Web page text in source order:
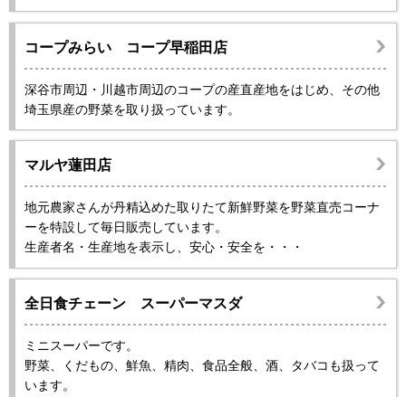
コープみらい コープ早稲田店
深谷市周辺・川越市周辺のコープの産直産地をはじめ、その他
埼玉県産の野菜を取り扱っています。
マルヤ蓮田店
地元農家さんが丹精込めた取りたて新鮮野菜を野菜直売コーナ
ーを特設して毎日販売しています。
生産者名・生産地を表示し、安心・安全を・・・
全日食チェーン スーパーマスダ
ミニスーパーです。
野菜、くだもの、鮮魚、精肉、食品全般、酒、タバコも扱って
います。